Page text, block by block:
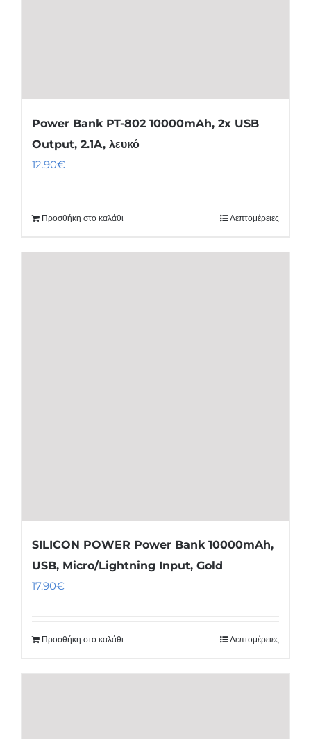
Power Bank PT-802 10000mAh, 2x USB
Output, 2.1A, λευκό
12.90€
Προσθήκη στο καλάθι Λεπτομέρειες
SILICON POWER Power Bank 10000mAh,
USB, Micro/Lightning Input, Gold
17.90€
Προσθήκη στο καλάθι Λεπτομέρειες